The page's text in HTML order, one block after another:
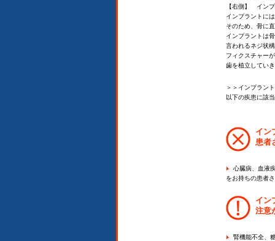
【右側】 イン
インプラントに
そのため、骨に
インプラントは
言われるネジ状
フィクスチャー
歯を植立してい
＞＞インプラン
以下の疾患に該
イン
患者
心臓病、血液
をお持ちの患者
イン
注意
腎機能不全、